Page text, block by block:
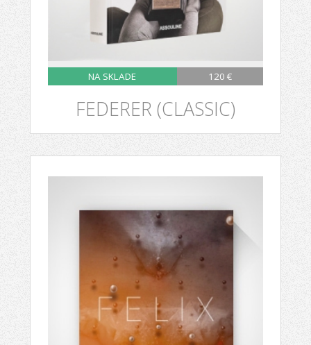
NA SKLADE 120 €
FEDERER (CLASSIC)